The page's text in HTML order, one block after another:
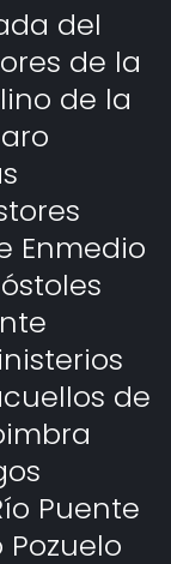
del
de la
de la
Enmedio
de
Puente